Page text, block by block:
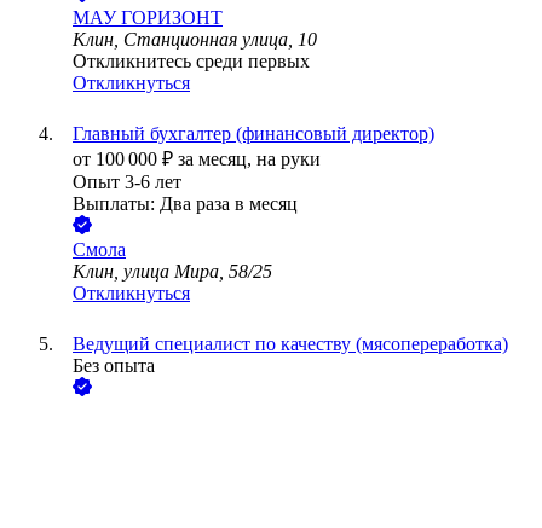
МАУ ГОРИЗОНТ
Клин, Станционная улица, 10
Откликнитесь среди первых
Откликнуться
Главный бухгалтер (финансовый директор)
от 100 000 ₽ за месяц, на руки
Опыт 3-6 лет
Выплаты: Два раза в месяц
Смола
Клин, улица Мира, 58/25
Откликнуться
Ведущий специалист по качеству (мясопереработка)
Без опыта